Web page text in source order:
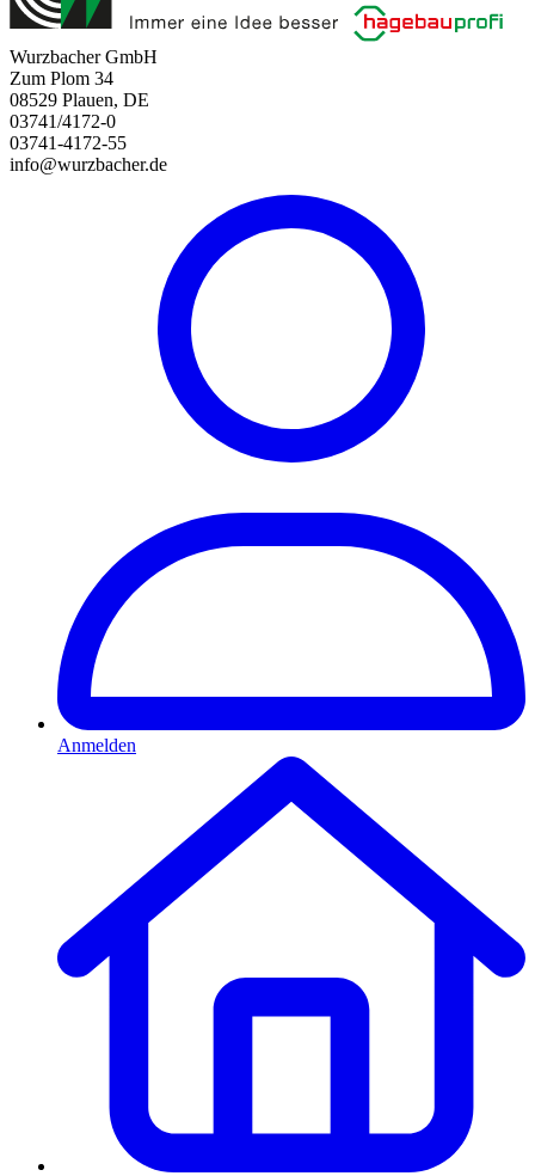
Wurzbacher GmbH
Zum Plom 34
08529 Plauen, DE
03741/4172-0
03741-4172-55
info@wurzbacher.de
Anmelden